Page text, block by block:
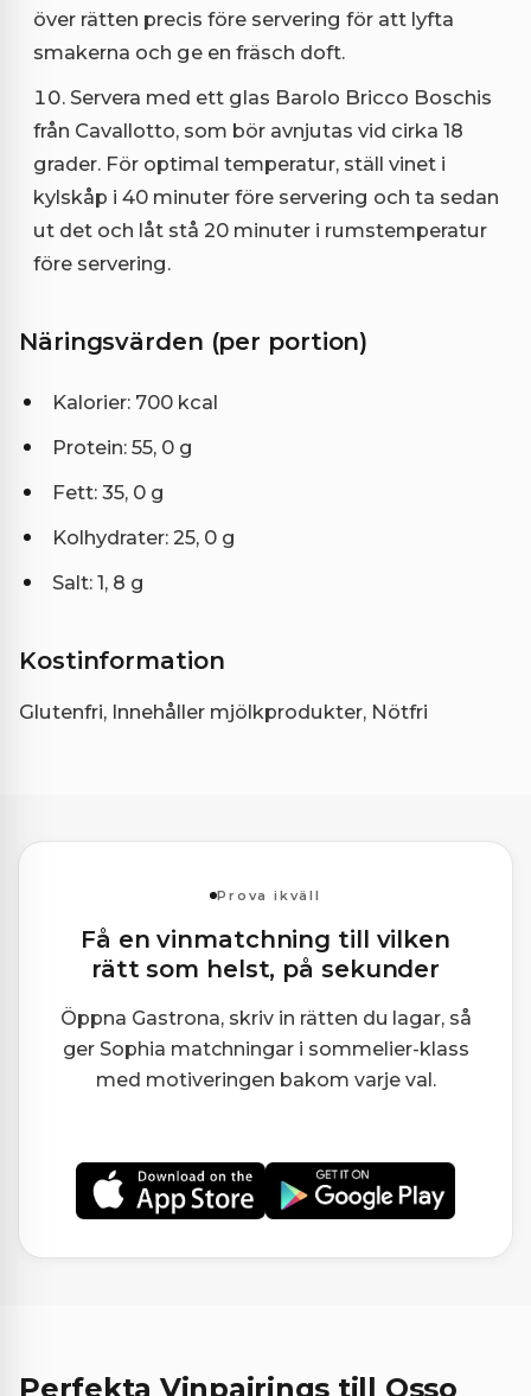
över rätten precis före servering för att lyfta
smakerna och ge en fräsch doft.
Servera med ett glas Barolo Bricco Boschis
från Cavallotto, som bör avnjutas vid cirka 18
grader. För optimal temperatur, ställ vinet i
kylskåp i 40 minuter före servering och ta sedan
ut det och låt stå 20 minuter i rumstemperatur
före servering.
Näringsvärden (per portion)
Kalorier: 700 kcal
Protein: 55, 0 g
Fett: 35, 0 g
Kolhydrater: 25, 0 g
Salt: 1, 8 g
Kostinformation
Glutenfri, Innehåller mjölkprodukter, Nötfri
Prova ikväll
Få en vinmatchning till vilken
rätt som helst, på sekunder
Öppna Gastrona, skriv in rätten du lagar, så
ger Sophia matchningar i sommelier-klass
med motiveringen bakom varje val.
Perfekta Vinpairings till Osso